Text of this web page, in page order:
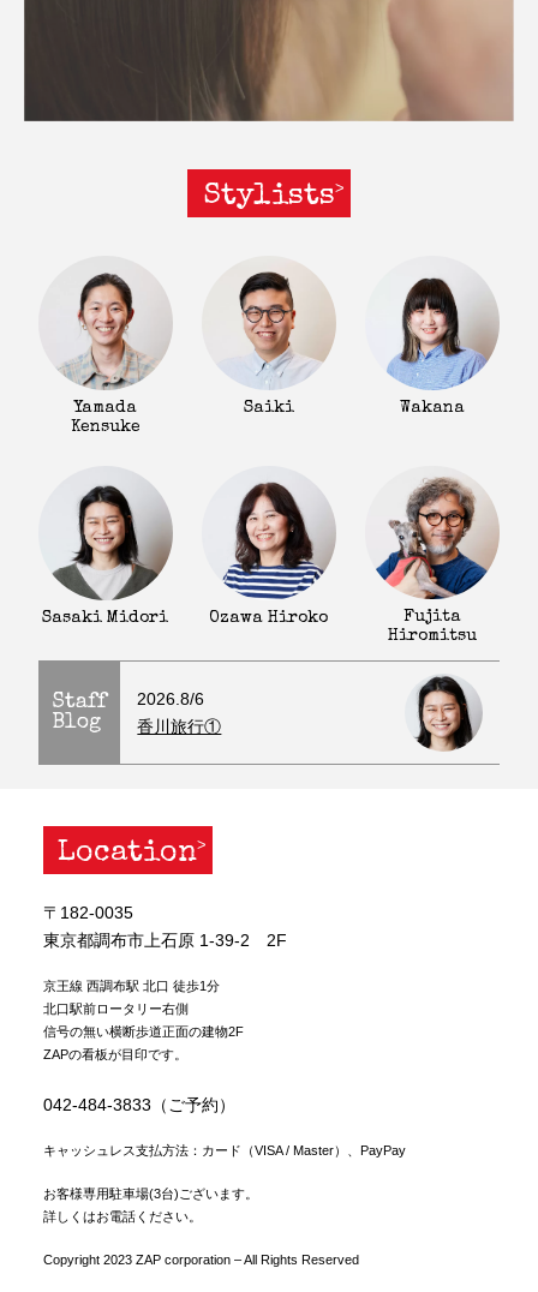
Stylists
Yamada
Kensuke
Saiki Wakana
Sasaki Midori Ozawa Hiroko
Fujita
Hiromitsu
Staff
Blog
2026.8/6
香川旅行①
Location
〒182-0035
東京都調布市上石原 1-39-2 2F
京王線 西調布駅 北口 徒歩1分
北口駅前ロータリー右側
信号の無い横断歩道正面の建物2F
ZAPの看板が目印です。
042-484-3833（ご予約）
キャッシュレス支払方法：カード（VISA / Master）、PayPay
お客様専用駐車場(3台)ございます。
詳しくはお電話ください。
Copyright 2023 ZAP corporation – All Rights Reserved